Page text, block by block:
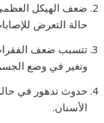
ضعف الهيكل
حالة التعرض
تتسبب ضعف
وتغير في وضع
حدوث تدهور في
الأسنان.